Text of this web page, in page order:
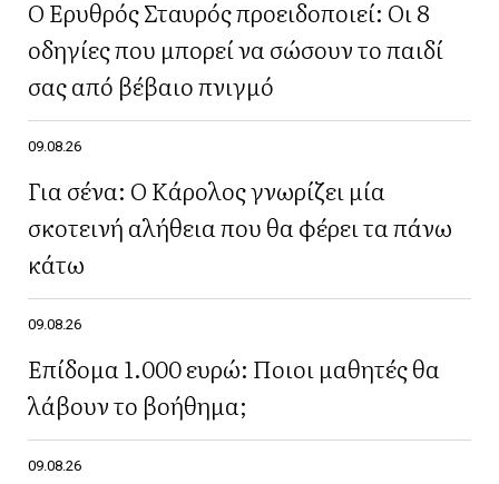
Ο Ερυθρός Σταυρός προειδοποιεί: Οι 8
οδηγίες που μπορεί να σώσουν το παιδί
σας από βέβαιο πνιγμό
09.08.26
Για σένα: Ο Κάρολος γνωρίζει μία
σκοτεινή αλήθεια που θα φέρει τα πάνω
κάτω
09.08.26
Επίδομα 1.000 ευρώ: Ποιοι μαθητές θα
λάβουν το βοήθημα;
09.08.26